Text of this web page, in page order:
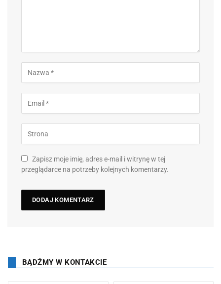
Zapisz moje imię, adres e-mail i witrynę w tej
przeglądarce na potrzeby kolejnych komentarzy.
BĄDŹMY W KONTAKCIE